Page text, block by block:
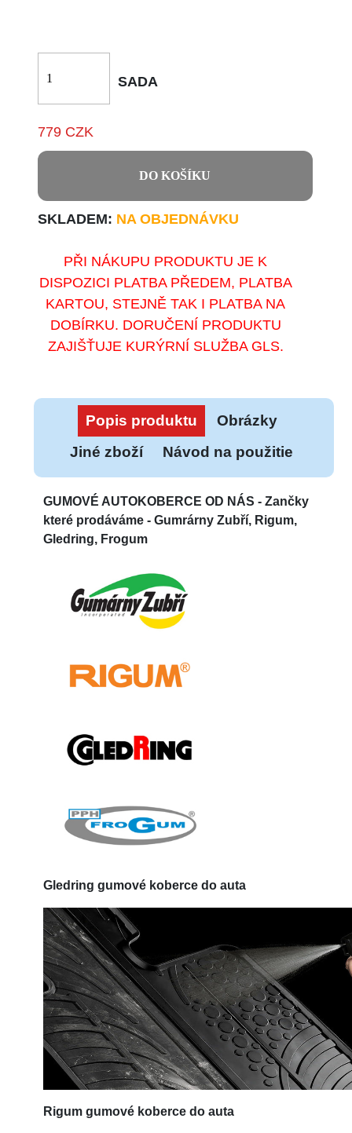
SADA
779 CZK
DO KOŠÍKU
SKLADEM: NA OBJEDNÁVKU
PŘI NÁKUPU PRODUKTU JE K
DISPOZICI PLATBA PŘEDEM, PLATBA
KARTOU, STEJNĚ TAK I PLATBA NA
DOBÍRKU. DORUČENÍ PRODUKTU
ZAJIŠŤUJE KURÝRNÍ SLUŽBA GLS.
Popis produktu
Obrázky
Jiné zboží
Návod na použitie
GUMOVÉ AUTOKOBERCE OD NÁS - Zančky
které prodáváme - Gumrárny Zubří, Rigum,
Gledring, Frogum
Gledring gumové koberce do auta
Rigum gumové koberce do auta